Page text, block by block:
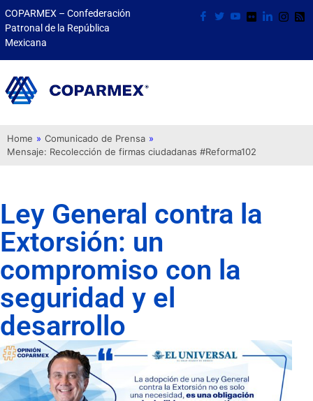
COPARMEX – Confederación
Patronal de la República
Mexicana
Home » Comunicado de Prensa »
Mensaje: Recolección de firmas ciudadanas #Reforma102
Ley General contra la
Extorsión: un
compromiso con la
seguridad y el
desarrollo